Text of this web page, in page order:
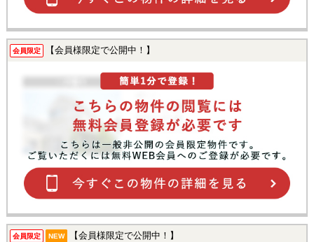
会員限定 【会員様限定で公開中！】
会員限定 NEW 【会員様限定で公開中！】